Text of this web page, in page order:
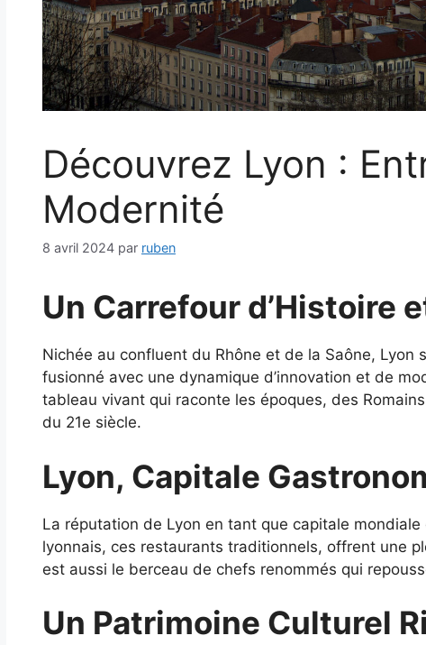
Découvrez Lyon :
Modernité
8 avril 2024 par ruben
Un Carrefour d’Histoire
Nichée au confluent du Rhône et de la Saône,
fusionné avec une dynamique d’innovation et de
tableau vivant qui raconte les époques, des
du 21e siècle.
Lyon, Capitale
La réputation de Lyon en tant que capitale
lyonnais, ces restaurants traditionnels, offrent une
est aussi le berceau de chefs renommés qui
Un Patrimoine Culturel